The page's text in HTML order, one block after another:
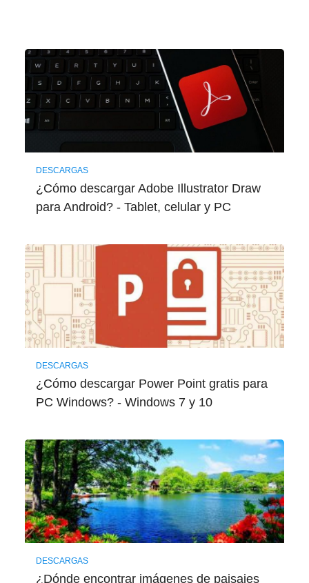
DESCARGAS
¿Cómo descargar Adobe Illustrator Draw
para Android? - Tablet, celular y PC
DESCARGAS
¿Cómo descargar Power Point gratis para
PC Windows? - Windows 7 y 10
DESCARGAS
¿Dónde encontrar imágenes de paisajes